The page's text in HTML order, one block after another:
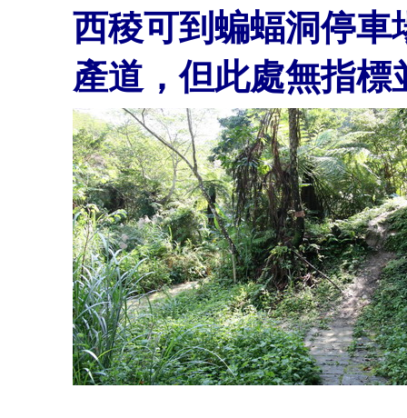
西稜可到蝙蝠洞停車
產道，但此處無指標